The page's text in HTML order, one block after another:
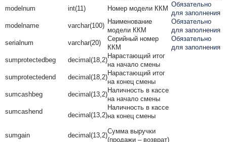
modelnum
int(11) Номер модели ККМ
Обязательно
для заполнения
modelname
varchar(100)
Наименование
модели ККМ
Обязательно
для заполнения
serialnum
varchar(20)
Серийный номер
ККМ
Обязательно
для заполнения
sumprotectedbeg
decimal(18,2)
Нарастающий итог
на начало смены
sumprotectedend
decimal(18,2)
Нарастающий итог
на конец смены
sumcashbeg
decimal(13,2)
Наличность в кассе
на начало смены
sumcashend
decimal(13,2)
Наличность в кассе
на конец смены
sumgain decimal(13,2)
Сумма выручки
(продажи – возврат)